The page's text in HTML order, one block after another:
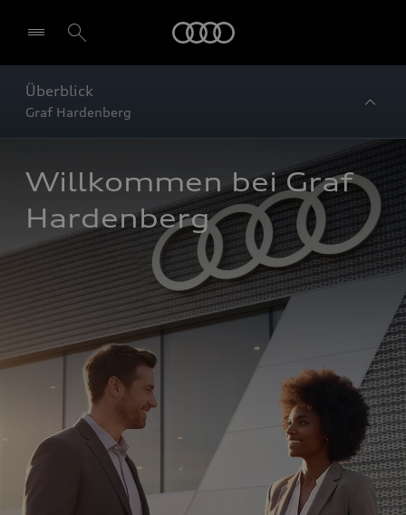
Überblick
Graf Hardenberg
Willkommen bei Graf
Hardenberg